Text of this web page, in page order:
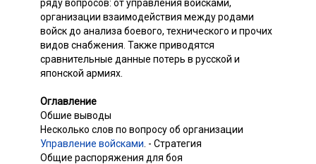
ряду вопросов: от управления войсками,
организации взаимодействия между родами
войск до анализа боевого, технического и прочих
видов снабжения. Также приводятся
сравнительные данные потерь в русской и
японской армиях.
Оглавление
Обшие выводы
Несколько слов по вопросу об организации
Управление войсками . - Стратегия
Общие распоряжения для боя